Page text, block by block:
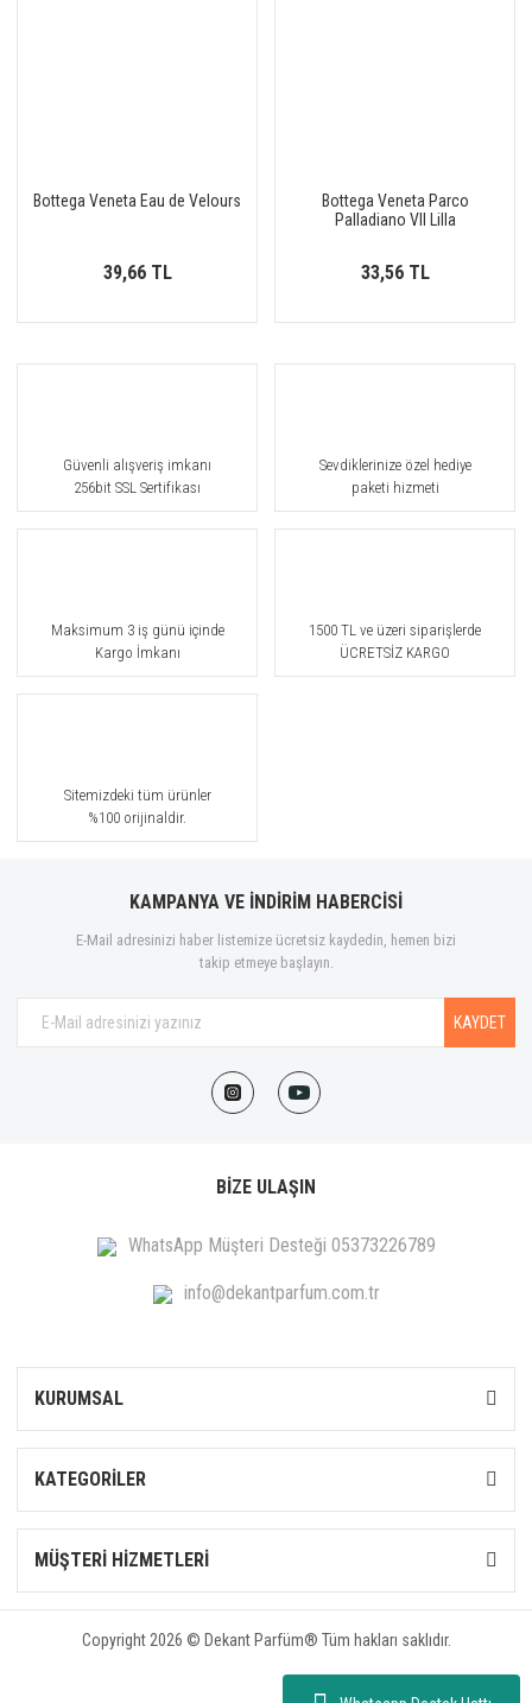
Bottega Veneta Eau de Velours
39,66 TL
Bottega Veneta Parco
Palladiano VII Lilla
33,56 TL
Güvenli alışveriş imkanı
256bit SSL Sertifikası
Sevdiklerinize özel hediye
paketi hizmeti
Maksimum 3 iş günü içinde
Kargo İmkanı
1500 TL ve üzeri siparişlerde
ÜCRETSİZ KARGO
Sitemizdeki tüm ürünler
%100 orijinaldir.
KAMPANYA VE İNDİRİM HABERCİSİ
E-Mail adresinizi haber listemize ücretsiz kaydedin, hemen bizi
takip etmeye başlayın.
KAYDET
BİZE ULAŞIN
WhatsApp Müşteri Desteği 05373226789
info@dekantparfum.com.tr
KURUMSAL
KATEGORİLER
MÜŞTERİ HİZMETLERİ
Copyright 2026 © Dekant Parfüm® Tüm hakları saklıdır.